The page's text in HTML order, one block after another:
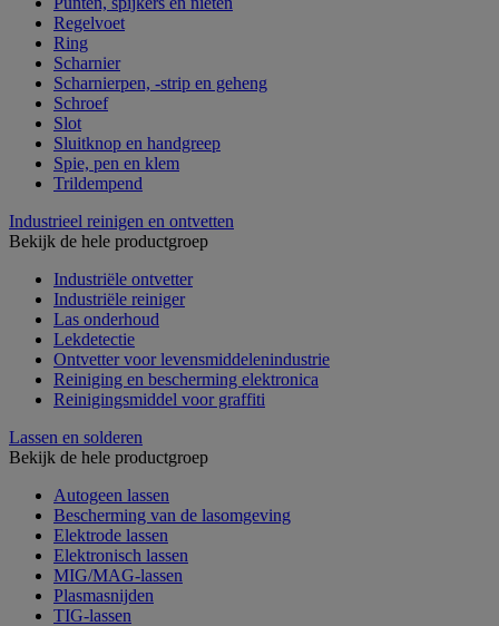
Regelvoet
Ring
Scharnier
Scharnierpen, -strip en geheng
Schroef
Slot
Sluitknop en handgreep
Spie, pen en klem
Trildempend
Industrieel reinigen en ontvetten
Bekijk de hele productgroep
Industriële ontvetter
Industriële reiniger
Las onderhoud
Lekdetectie
Ontvetter voor levensmiddelenindustrie
Reiniging en bescherming elektronica
Reinigingsmiddel voor graffiti
Lassen en solderen
Bekijk de hele productgroep
Autogeen lassen
Bescherming van de lasomgeving
Elektrode lassen
Elektronisch lassen
MIG/MAG-lassen
Plasmasnijden
TIG-lassen